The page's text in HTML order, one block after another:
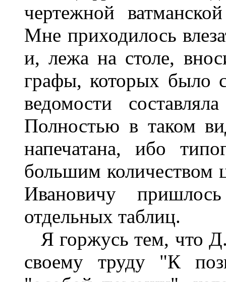
чертежной
Мне приходилось
и, лежа на столе,
графы, которых было
ведомости
Полностью в таком
напечатана, ибо
большим
Ивановичу
отдельных таблиц.
Я горжусь тем, что
своему труду "К